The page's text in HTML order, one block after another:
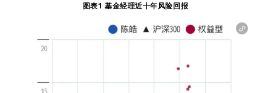
图表1 基金经理近十年风险回报